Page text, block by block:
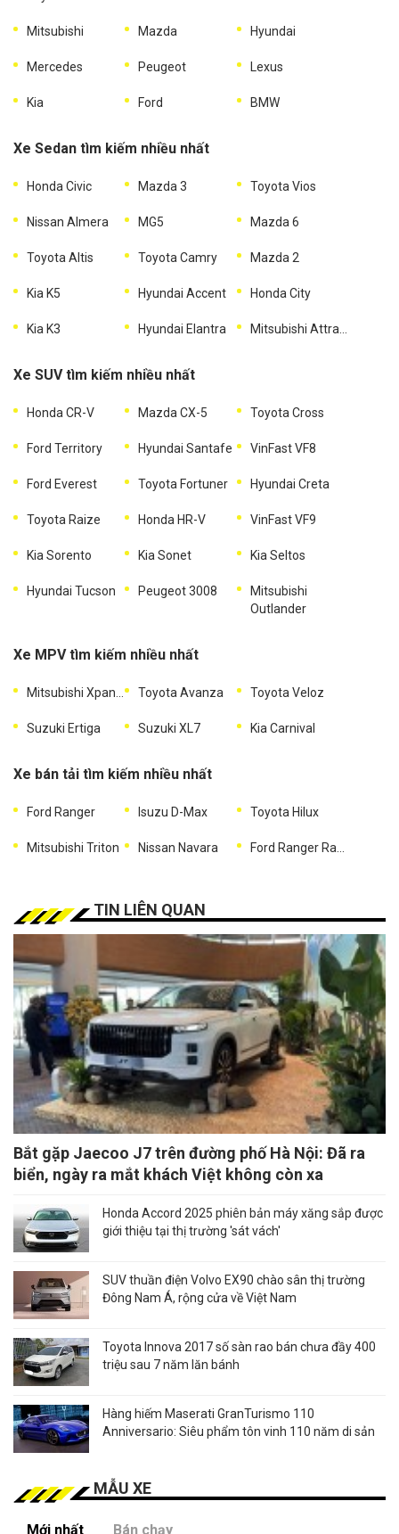
Mitsubishi Mazda Hyundai
Mercedes Peugeot Lexus
Kia Ford BMW
Xe Sedan tìm kiếm nhiều nhất
Honda Civic Mazda 3 Toyota Vios
Nissan Almera MG5 Mazda 6
Toyota Altis Toyota Camry Mazda 2
Kia K5 Hyundai Accent Honda City
Kia K3 Hyundai Elantra
Xe SUV tìm kiếm nhiều nhất
Honda CR-V Mazda CX-5 Toyota Cross
Ford Territory Hyundai Santafe VinFast VF8
Ford Everest Toyota Fortuner Hyundai Creta
Toyota Raize Honda HR-V VinFast VF9
Kia Sorento Kia Sonet Kia Seltos
Hyundai Tucson Peugeot 3008
Mitsubishi
Outlander
Xe MPV tìm kiếm nhiều nhất
Toyota Avanza Toyota Veloz
Suzuki Ertiga Suzuki XL7 Kia Carnival
Xe bán tải tìm kiếm nhiều nhất
Ford Ranger Isuzu D-Max Toyota Hilux
Mitsubishi Triton Nissan Navara
TIN LIÊN QUAN
Bắt gặp Jaecoo J7 trên đường phố Hà Nội: Đã ra
biển, ngày ra mắt khách Việt không còn xa
Honda Accord 2025 phiên bản máy xăng sắp được
giới thiệu tại thị trường 'sát vách'
SUV thuần điện Volvo EX90 chào sân thị trường
Đông Nam Á, rộng cửa về Việt Nam
Toyota Innova 2017 số sàn rao bán chưa đầy 400
triệu sau 7 năm lăn bánh
Hàng hiếm Maserati GranTurismo 110
Anniversario: Siêu phẩm tôn vinh 110 năm di sản
MẪU XE
Mới nhất Bán chạy